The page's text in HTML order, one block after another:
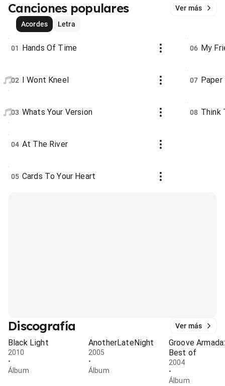
Canciones populares
Ver más
Acordes
Letra
01 Hands Of Time
02 I Wont Kneel
03 Whats Your Version
04 At The River
05 Cards To Your Heart
06 My
07 Paper
08 Think
Discografía Ver más
Black Light
2010
•
Álbum
AnotherLateNight
2005
•
Álbum
Groove
Best of
2004
•
Álbum